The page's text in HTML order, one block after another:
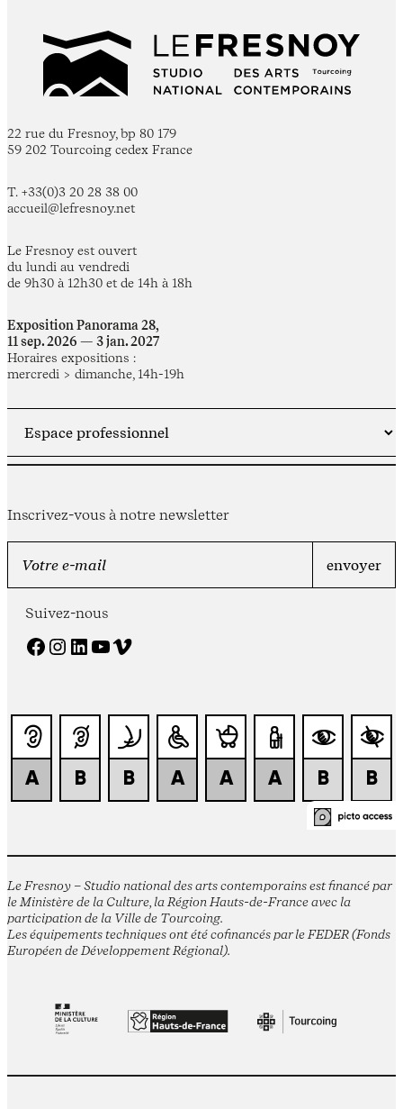
22 rue du Fresnoy, bp 80 179
59 202 Tourcoing cedex France
T. +33(0)3 20 28 38 00
accueil@lefresnoy.net
Le Fresnoy est ouvert
du lundi au vendredi
de 9h30 à 12h30 et de 14h à 18h
Exposition Panorama 28,
11 sep. 2026 — 3 jan. 2027
Horaires expositions :
mercredi > dimanche, 14h-19h
Inscrivez-vous à notre newsletter
Suivez-nous
Facebook Instagram LinkedIn YouTube Vimeo
Le Fresnoy – Studio national des arts contemporains est financé par
le Ministère de la Culture, la Région Hauts-de-France avec la
participation de la Ville de Tourcoing.
Les équipements techniques ont été cofinancés par le FEDER (Fonds
Européen de Développement Régional).